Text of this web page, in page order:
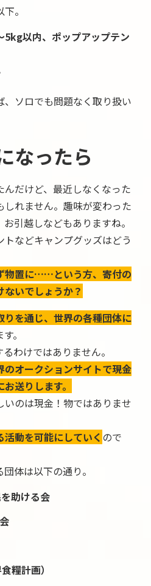
。
5kg以内、ポップアップテン
、ソロでも問題なく取り扱い
なったら
だけど、最近しなくなった
れません。趣味が変わった
引越しなどもありますね。
などキャンプグッズはどう
物置に……という方、寄付の
いでしょうか？
を通じ、世界の各種団体に
。
わけではありません。
オークションサイトで現金
送りします。
いのは現金！物ではありませ
動を可能にしていく ので
体は以下の通り。
助ける会
糧計画）